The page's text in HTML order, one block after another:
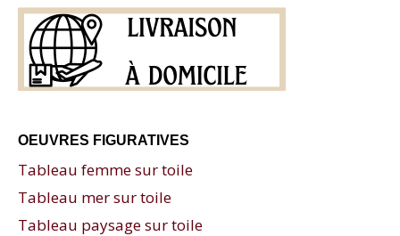
OEUVRES FIGURATIVES
Tableau femme sur toile
Tableau mer sur toile
Tableau paysage sur toile